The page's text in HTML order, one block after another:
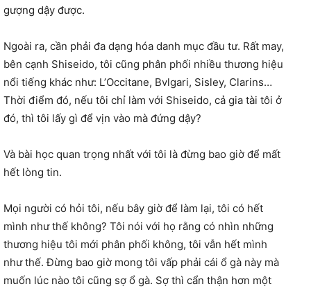
gượng dậy được.
Ngoài ra, cần phải đa dạng hóa danh mục đầu tư. Rất may,
bên cạnh Shiseido, tôi cũng phân phối nhiều thương hiệu
nổi tiếng khác như: L’Occitane, Bvlgari, Sisley, Clarins…
Thời điểm đó, nếu tôi chỉ làm với Shiseido, cả gia tài tôi ở
đó, thì tôi lấy gì để vịn vào mà đứng dậy?
Và bài học quan trọng nhất với tôi là đừng bao giờ để mất
hết lòng tin.
Mọi người có hỏi tôi, nếu bây giờ để làm lại, tôi có hết
mình như thế không? Tôi nói với họ rằng có nhìn những
thương hiệu tôi mới phân phối không, tôi vẫn hết mình
như thế. Đừng bao giờ mong tôi vấp phải cái ổ gà này mà
muốn lúc nào tôi cũng sợ ổ gà. Sợ thì cẩn thận hơn một